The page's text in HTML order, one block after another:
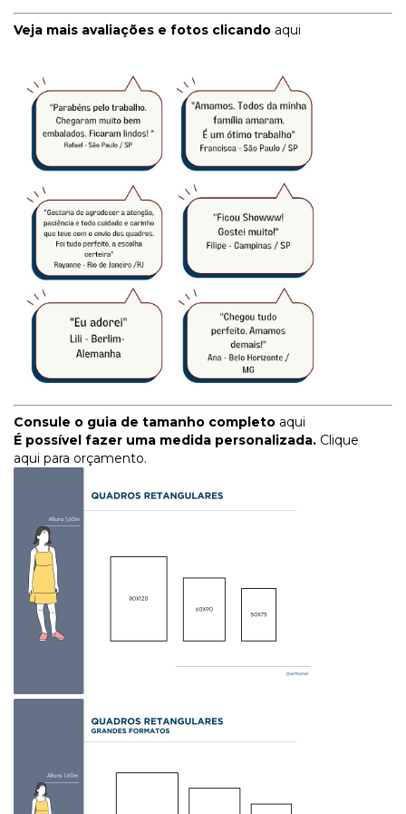
Veja mais avaliações e fotos clicando aqui
Consule o guia de tamanho completo aqui
É possível fazer uma medida personalizada. Clique
aqui para orçamento.